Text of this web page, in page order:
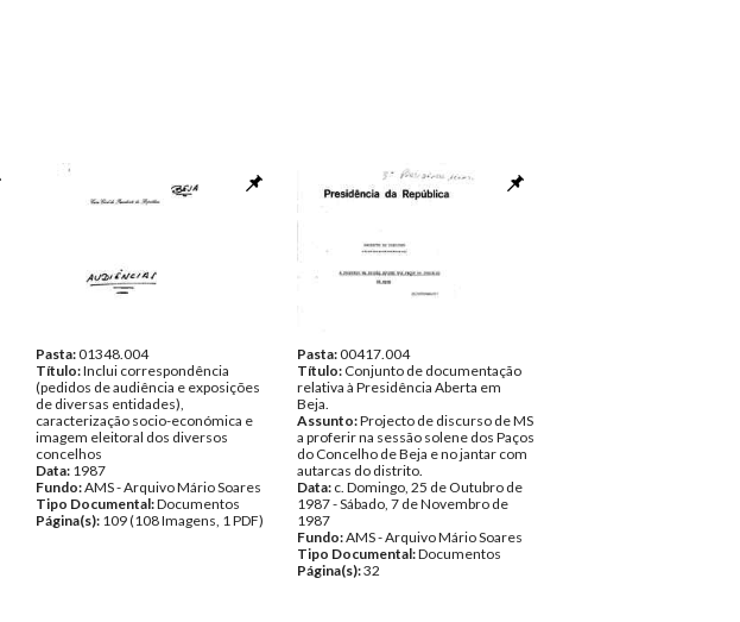
Pasta:01348.004
Título:Inclui correspondência
(pedidos de audiência e exposições
de diversas entidades),
caracterização socio-económica e
imagem eleitoral dos diversos
concelhos
Data: 1987
Fundo:AMS - Arquivo Mário Soares
Tipo Documental:Documentos
Página(s): 109 (108 Imagens, 1 PDF)
Pasta:00417.004
Título: Conjunto de documentação
relativa à Presidência Aberta em
Beja.
Assunto:Projecto de discurso de MS
a proferir na sessão solene dos Paços
do Concelho de Beja e no jantar com
autarcas do distrito.
Data: c. Domingo, 25 de Outubro de
1987 - Sábado, 7 de Novembro de
1987
Fundo:AMS - Arquivo Mário Soares
Tipo Documental:Documentos
Página(s):32